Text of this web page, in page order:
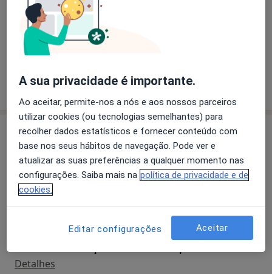
Principais doenças tratadas
Cardiopatias Trombose
Angina Pectoris
Baixo Débito Cardíaco
Mostrar mais detalhes
sobre a experiência
Serviços e preços
Ecocardiografia
Detalhes
Detalhes
A sua privacidade é importante.
Ao aceitar, permite-nos a nós e aos nossos parceiros
utilizar cookies (ou tecnologias semelhantes) para
recolher dados estatísticos e fornecer conteúdo com
base nos seus hábitos de navegação. Pode ver e
atualizar as suas preferências a qualquer momento nas
configurações. Saiba mais na política de privacidade e de
cookies.
Editar configurações Aceitar